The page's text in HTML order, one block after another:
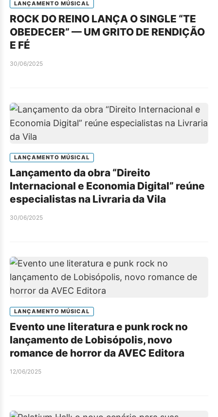
LANÇAMENTO MÚSICAL
ROCK DO REINO LANÇA O SINGLE “TE
OBEDECER” — UM GRITO DE RENDIÇÃO
E FÉ
30/06/2025
LANÇAMENTO MÚSICAL
Lançamento da obra “Direito
Internacional e Economia Digital” reúne
especialistas na Livraria da Vila
30/06/2025
LANÇAMENTO MÚSICAL
Evento une literatura e punk rock no
lançamento de Lobisópolis, novo
romance de horror da AVEC Editora
12/06/2025